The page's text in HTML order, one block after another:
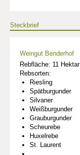
Steckbrief
Weingut Benderhof
Rebfläche: 11 Hektar
Rebsorten:
Riesling
Spätburgunder
Silvaner
Weißburgunder
Grauburgunder
Scheurebe
Huxelrebe
St. Laurent